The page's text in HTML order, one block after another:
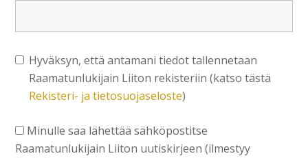
Hyväksyn, että antamani tiedot tallennetaan
Raamatunlukijain Liiton rekisteriin (katso tästä
Rekisteri- ja tietosuojaseloste)
Minulle saa lähettää sähköpostitse
Raamatunlukijain Liiton uutiskirjeen (ilmestyy